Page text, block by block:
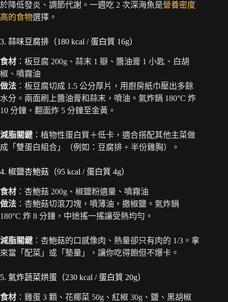
於降低發炎、調節代謝。一週吃 2 次深海魚是營養密度
高的食物選擇。
3. 蒜味豆腐排（180 kcal / 蛋白質 16g）
食材 ：板豆腐 200g、蒜末 1 瓣、醬油膏 1 小匙、白胡
椒、噴霧油
做法 ：板豆腐切成 1.5 公分厚片，用廚房紙巾壓出多餘
水分。兩面刷上醬油膏和蒜末，噴油。氣炸鍋 180°C 炸
10 分鐘，翻面炸 5 分鐘至金黃。
減脂關鍵 ：植物性蛋白質＋低卡，適合搭配其他主菜做
成「雙蛋白組合」（例如：豆腐排 + 半份雞胸）。
4. 椒鹽杏鮑菇（95 kcal / 蛋白質 4g）
食材 ：杏鮑菇 200g、椒鹽粉適量、噴霧油
做法 ：杏鮑菇切滾刀塊，噴薄油，撒椒鹽。氣炸鍋
180°C 炸 8 分鐘，中途搖一搖讓受熱均勻。
減脂關鍵 ：杏鮑菇的口感像肉、熱量卻只有肉的 1/3。拿
來當「配菜」或「墊量」，讓你吃得飽但不爆卡。
5. 氣炸蔬菜烘蛋（230 kcal / 蛋白質 20g）
食材 ：雞蛋 3 顆、花椰菜 50g、紅椒 30g、鹽、黑胡椒